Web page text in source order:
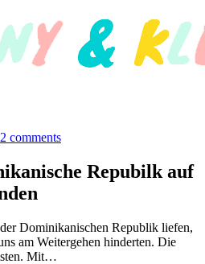
2 comments
Repubilk auf
Dominikanischen Republik liefen,
am Weitergehen hinderten. Die
Mit…